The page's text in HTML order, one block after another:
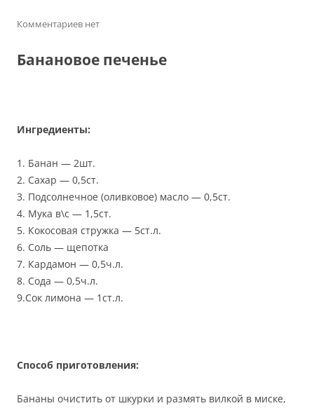
Комментариев нет
Банановое печенье
Ингредиенты:
1. Банан — 2шт.
2. Сахар — 0,5ст.
3. Подсолнечное (оливковое) масло — 0,5ст.
4. Мука в\с — 1,5ст.
5. Кокосовая стружка — 5ст.л.
6. Соль — щепотка
7. Кардамон — 0,5ч.л.
8. Сода — 0,5ч.л.
9.Сок лимона — 1ст.л.
Способ приготовления:
Бананы очистить от шкурки и размять вилкой в миске,